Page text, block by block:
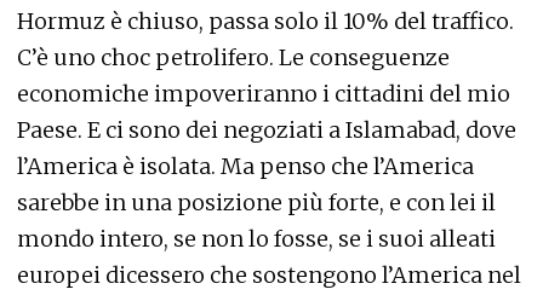
Hormuz è chiuso, passa solo il 10% del traffico.
C’è uno choc petrolifero. Le conseguenze
economiche impoveriranno i cittadini del mio
Paese. E ci sono dei negoziati a Islamabad, dove
l’America è isolata. Ma penso che l’America
sarebbe in una posizione più forte, e con lei il
mondo intero, se non lo fosse, se i suoi alleati
europei dicessero che sostengono l’America nel